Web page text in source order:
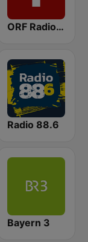
ORF Radio Tirol
Radio 88.6
Bayern 3